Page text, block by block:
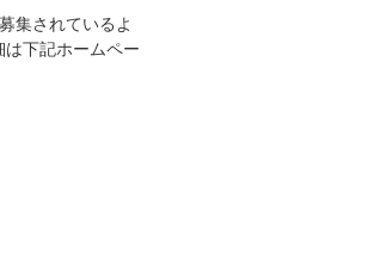
集されているよ
下記ホームペー